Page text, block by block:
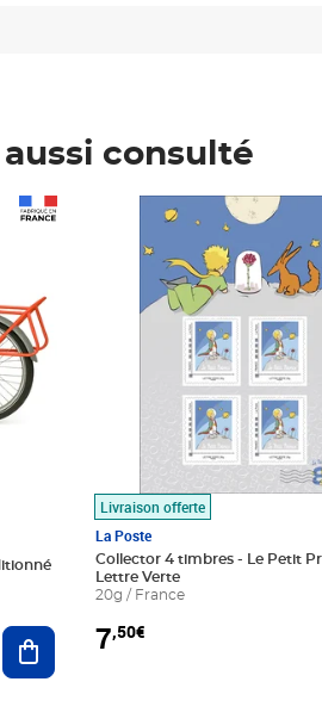
consulté
Ajouter au panier
Livraison offerte
La Poste
Collector 4 timbres - Le Petit
Lettre Verte
20g / France
7,50€
Prix 7,50€